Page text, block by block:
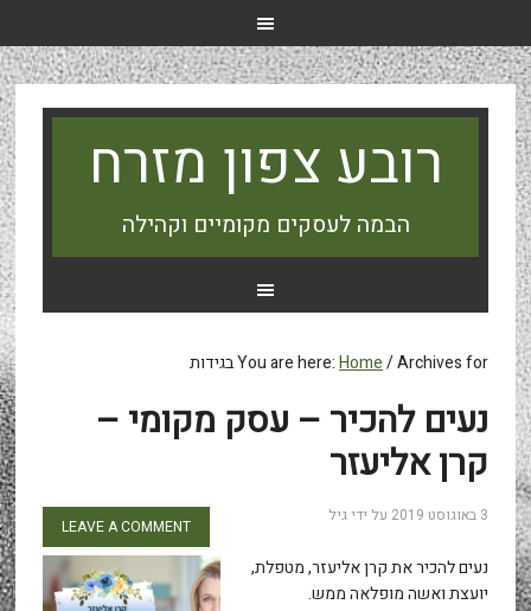
רובע צפון מזרח
הבמה לעסקים מקומיים וקהילה
You are here:Home/Archives for בגידות
נעים להכיר – עסק מקומי –
קרן אליעזר
3 באוגוסט 2019 על ידיגיל
LEAVE A COMMENT
נעים להכיר את קרן אליעזר, מטפלת,
יועצת ואשה מופלאה ממש.